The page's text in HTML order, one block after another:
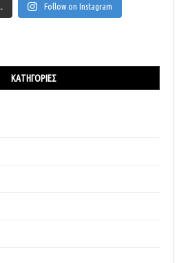
Follow on Instagram
ΚΑΤΗΓΟΡΊΕΣ